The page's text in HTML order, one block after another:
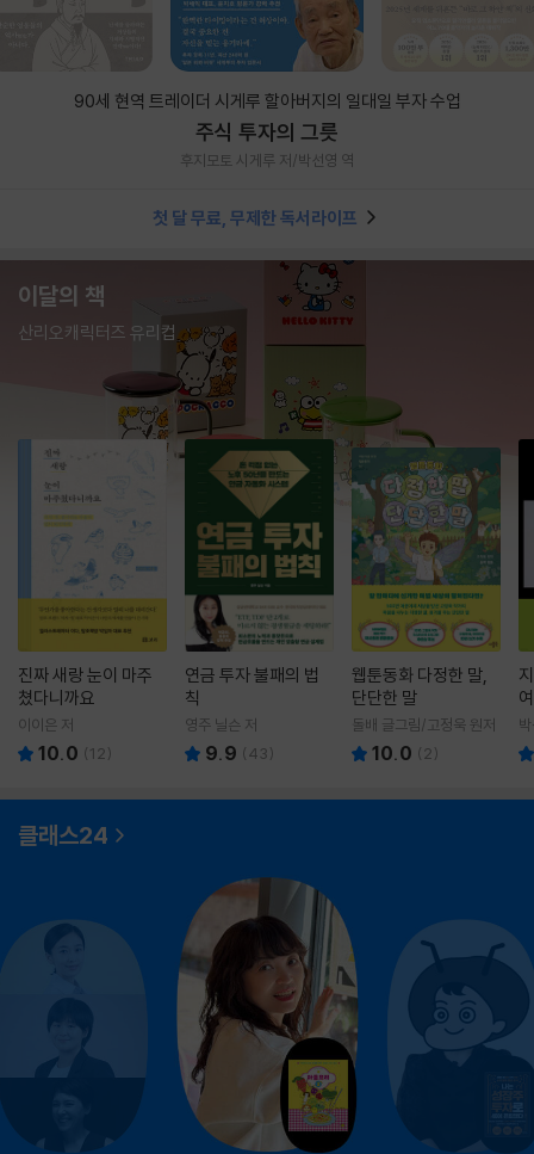
90세 현역 트레이더 시게루 할아버지의 일대일 부자 수업
주식 투자의 그릇
후지모토 시게루 저/박선영 역
첫 달 무료, 무제한 독서라이프
이달의 책
산리오캐릭터즈 유리컵
진짜 새랑 눈이 마주
쳤다니까요
이이은 저
10.0 (12)
연금 투자 불패의 법
칙
영주 닐슨 저
9.9 (43)
웹툰동화 다정한 말,
단단한 말
돌배 글그림/고정욱 원저
10.0 ( 2)
클래스24